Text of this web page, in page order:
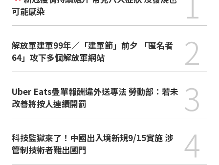
可能感染
解放軍建軍99年／「建軍節」前夕 「匿名者
64」攻下多個解放軍網站
2
Uber Eats疊單報酬違外送專法 勞動部：若未
改善將按人連續開罰
3
科技監獄來了！中國出入境新規9/15實施 涉
管制技術者難出國門
4